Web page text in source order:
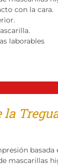
con la cara.
laborables
mascarillas